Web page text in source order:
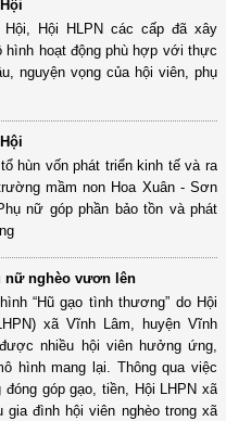
Hội HLPN các cấp đã xây
hình hoạt động phù hợp với thực
nguyện vọng của hội viên, phụ
hùn vốn phát triển kinh tế và ra
mầm non Hoa Xuân - Sơn
nữ góp phần bảo tồn và phát
nữ nghèo vươn lên
“Hũ gạo tình thương” do Hội
xã Vĩnh Lâm, huyện Vĩnh
nhiều hội viên hưởng ứng,
hình mang lại. Thông qua việc
góp gạo, tiền, Hội LHPN xã
đình hội viên nghèo trong xã